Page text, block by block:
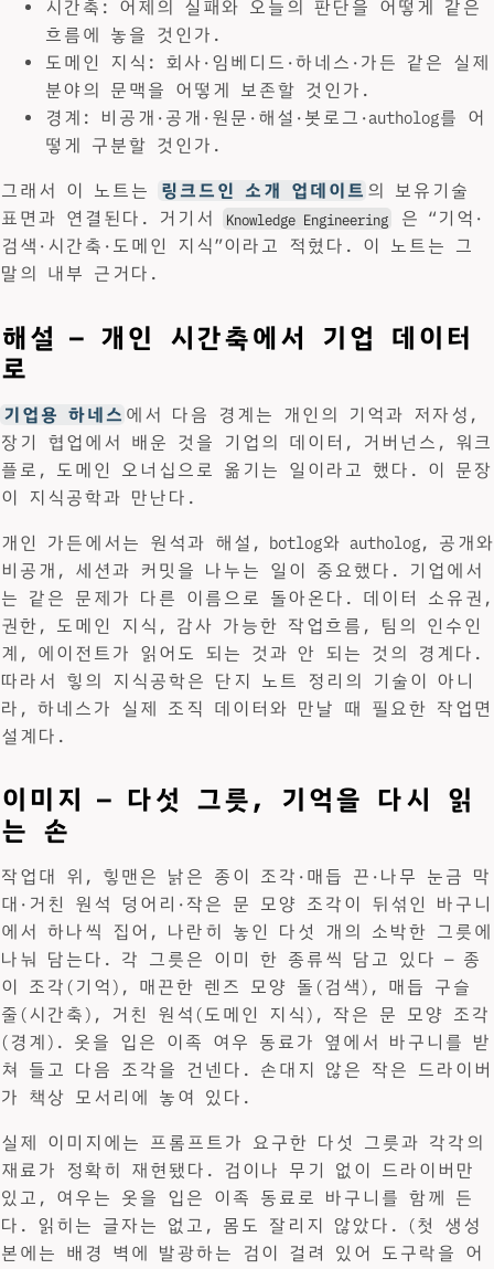
시간축: 어제의 실패와 오늘의 판단을 어떻게 같은
흐름에 놓을 것인가.
도메인 지식: 회사·임베디드·하네스·가든 같은 실제
분야의 문맥을 어떻게 보존할 것인가.
경계: 비공개·공개·원문·해설·봇로그·autholog를 어
떻게 구분할 것인가.
그래서 이 노트는 링크드인 소개 업데이트 의 보유기술
표면과 연결된다. 거기서
Knowledge Engineering
은 “기억·
검색·시간축·도메인 지식”이라고 적혔다. 이 노트는 그
말의 내부 근거다.
해설 — 개인 시간축에서 기업 데이터
로
기업용 하네스 에서 다음 경계는 개인의 기억과 저자성,
장기 협업에서 배운 것을 기업의 데이터, 거버넌스, 워크
플로, 도메인 오너십으로 옮기는 일이라고 했다. 이 문장
이 지식공학과 만난다.
개인 가든에서는 원석과 해설, botlog와 autholog, 공개와
비공개, 세션과 커밋을 나누는 일이 중요했다. 기업에서
는 같은 문제가 다른 이름으로 돌아온다. 데이터 소유권,
권한, 도메인 지식, 감사 가능한 작업흐름, 팀의 인수인
계, 에이전트가 읽어도 되는 것과 안 되는 것의 경계다.
따라서 힣의 지식공학은 단지 노트 정리의 기술이 아니
라, 하네스가 실제 조직 데이터와 만날 때 필요한 작업면
설계다.
이미지 — 다섯 그릇, 기억을 다시 읽
는 손
작업대 위, 힣맨은 낡은 종이 조각·매듭 끈·나무 눈금 막
대·거친 원석 덩어리·작은 문 모양 조각이 뒤섞인 바구니
에서 하나씩 집어, 나란히 놓인 다섯 개의 소박한 그릇에
나눠 담는다. 각 그릇은 이미 한 종류씩 담고 있다 — 종
이 조각(기억), 매끈한 렌즈 모양 돌(검색), 매듭 구슬
줄(시간축), 거친 원석(도메인 지식), 작은 문 모양 조각
(경계). 옷을 입은 이족 여우 동료가 옆에서 바구니를 받
쳐 들고 다음 조각을 건넨다. 손대지 않은 작은 드라이버
가 책상 모서리에 놓여 있다.
실제 이미지에는 프롬프트가 요구한 다섯 그릇과 각각의
재료가 정확히 재현됐다. 검이나 무기 없이 드라이버만
있고, 여우는 옷을 입은 이족 동료로 바구니를 함께 든
다. 읽히는 글자는 없고, 몸도 잘리지 않았다. (첫 생성
본에는 배경 벽에 발광하는 검이 걸려 있어 도구락을 어